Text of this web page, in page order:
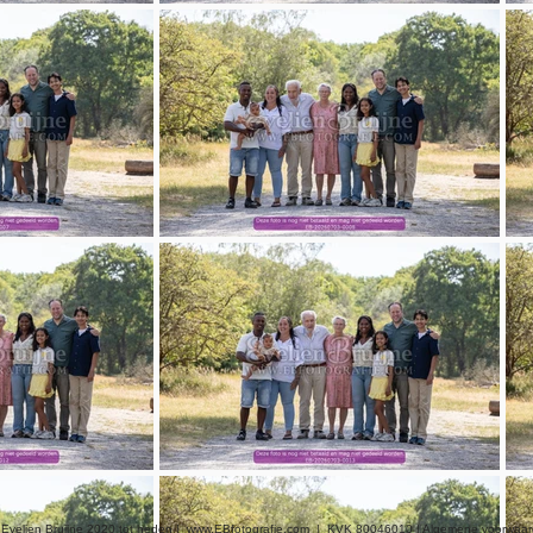
Bruijne 2020 tot heden |www.EBfotografie.com| KVK 80046010 |Algemene